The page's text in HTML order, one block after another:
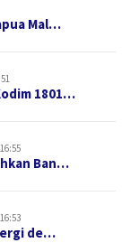
Mal…
1801…
Ban…
de…